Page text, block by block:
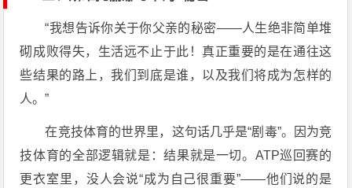
“我想告诉你关于你父亲的秘密——人生绝非简单堆
砌成败得失，生活远不止于此！真正重要的是在通往这
些结果的路上，我们到底是谁，以及我们将成为怎样的
人。”
在竞技体育的世界里，这句话几乎是“剧毒”。因为竞
技体育的全部逻辑就是：结果就是一切。ATP巡回赛的
更衣室里，没人会说“成为自己很重要”——他们说的是